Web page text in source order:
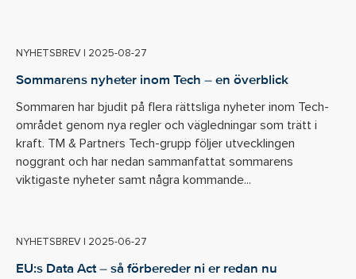
NYHETSBREV | 2025-08-27
Sommarens nyheter inom Tech – en överblick
Sommaren har bjudit på flera rättsliga nyheter inom Tech-
området genom nya regler och vägledningar som trätt i
kraft. TM & Partners Tech-grupp följer utvecklingen
noggrant och har nedan sammanfattat sommarens
viktigaste nyheter samt några kommande...
NYHETSBREV | 2025-06-27
EU:s Data Act – så förbereder ni er redan nu